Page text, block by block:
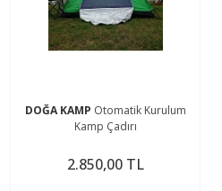
DOĞA KAMP Otomatik Kurulum
Kamp Çadırı
2.850,00 TL